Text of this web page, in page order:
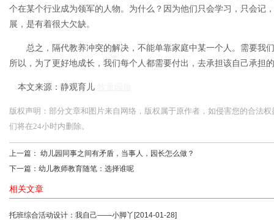
个在某个行业成为领军的人物。为什么？因为他们只会学习，只会记
展，是有着很大欠缺。
总之，隔代教养冲突的解决，不能单靠家庭中某一个人。需要我
所以，为了更好地成长，我们每个人都需要付出，去承担该自己承担
本文来源：静观育儿
版权声明：部分文章和图片来自网络，版权属于原作者，如侵害您的合法
们将在24小时内删除。
上一篇： 幼儿园同事之间有矛盾，当事人，园长怎么做？
下一篇： 幼儿教师教育随笔：选择谁呢
相关文章
托班综合活动设计：我自己——小脚丫 [2014-01-28]